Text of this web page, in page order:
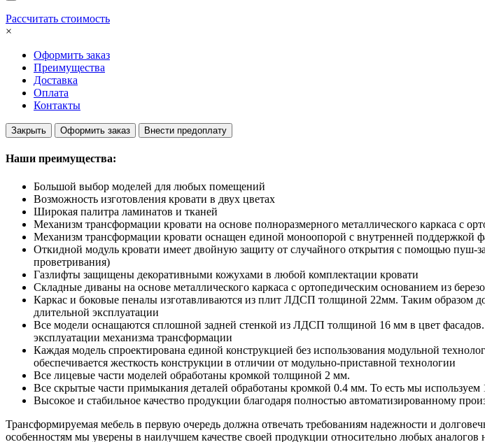
Рассчитать стоимость
×
Оформить заказ
Преимущества
Доставка
Оплата
Контакты
Закрыть Оформить заказ Внести предоплату
Наши преимущества:
Большой выбор моделей для любых помещений
Возможность изготовления кровати в двух цветах
Широкая палитра ламинатов и тканей
Механизм трансформации кровати на основе полноразмерного металлического каркаса с
Механизм трансформации кровати оснащен единой моноопорой с внутренней поддержкой
Откидной модуль кровати имеет двойную защиту от случайного открытия с помощью пуш-
проветривания)
Газлифты защищены декоративными кожухами в любой комплектации кровати
Складные диваны на основе металлического каркаса с ортопедическим основанием из
Каркас и боковые пеналы изготавливаются из плит ЛДСП толщиной 22мм. Таким образом
длительной эксплуатации
Все модели оснащаются сплошной задней стенкой из ЛДСП толщиной 16 мм в цвет фасадов.
эксплуатации механизма трансформации
Каждая модель спроектирована единой конструкцией без использования модульной
обеспечивается жесткость конструкции в отличии от модульно-приставной технологии
Все лицевые части моделей обработаны кромкой толщиной 2 мм.
Все скрытые части примыкания деталей обработаны кромкой 0.4 мм. То есть мы
Высокое и стабильное качество продукции благодаря полностью автоматизированному
Трансформируемая мебель в первую очередь должна отвечать требованиям надежности и
особенностям мы уверены в наилучшем качестве своей продукции относительно любых аналогов